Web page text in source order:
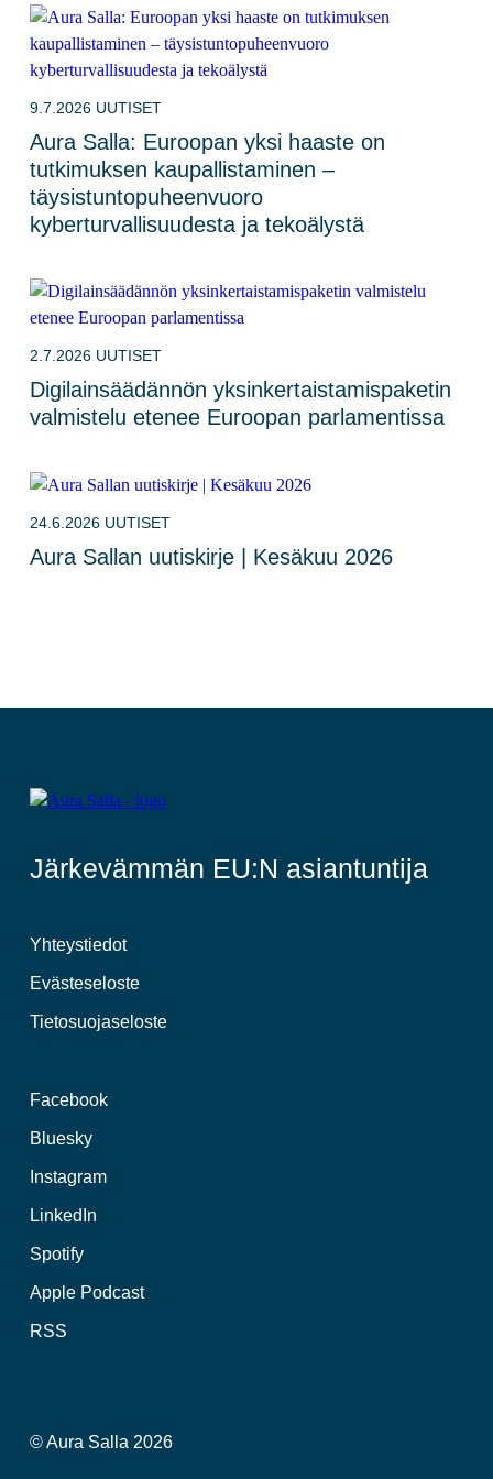
9.7.2026 UUTISET
Aura Salla: Euroopan yksi haaste on
tutkimuksen kaupallistaminen –
täysistuntopuheenvuoro
kyberturvallisuudesta ja tekoälystä
2.7.2026 UUTISET
Digilainsäädännön yksinkertaistamispaketin
valmistelu etenee Euroopan parlamentissa
24.6.2026 UUTISET
Aura Sallan uutiskirje | Kesäkuu 2026
Järkevämmän EU:N asiantuntija
Yhteystiedot
Evästeseloste
Tietosuojaseloste
Facebook
Bluesky
Instagram
LinkedIn
Spotify
Apple Podcast
RSS
© Aura Salla 2026